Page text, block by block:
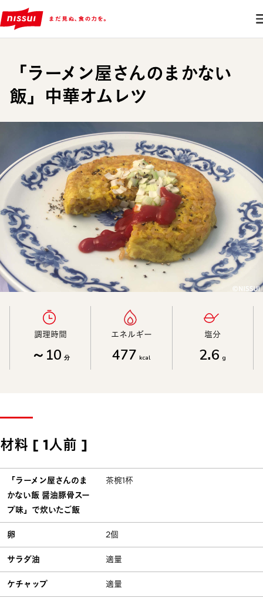
「ラーメン屋さんのまかない
飯」中華オムレツ
調理時間​
～10 分
エネルギー​
477 kcal
塩分​
2.6 g
材料 [ 1人前 ]
「ラーメン屋さんのま
かない飯 醤油豚骨スー
プ味」で炊いたご飯
茶椀1杯
卵 2個
サラダ油 適量
ケチャップ 適量